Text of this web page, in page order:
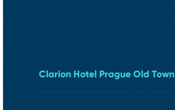
Clarion Hotel Prague Old Town